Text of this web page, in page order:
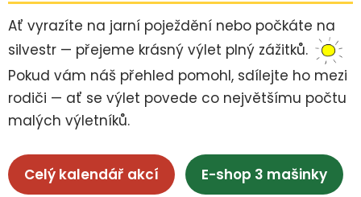
Ať vyrazíte na jarní poježdění nebo počkáte na
silvestr — přejeme krásný výlet plný zážitků.
Pokud vám náš přehled pomohl, sdílejte ho mezi
rodiči — ať se výlet povede co největšímu počtu
malých výletníků.
Celý kalendář akcí E-shop 3 mašinky